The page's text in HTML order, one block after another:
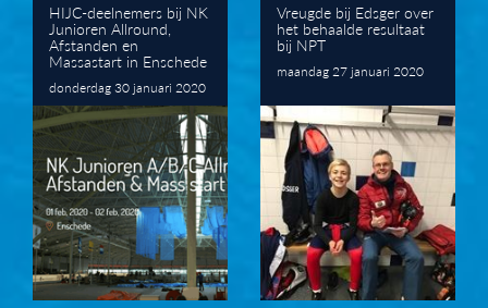
HIJC-deelnemers bij NK
Junioren Allround,
Afstanden en
Massastart in Enschede
donderdag 30 januari 2020
Vreugde bij Edsger over
het behaalde resultaat
bij NPT
maandag 27 januari 2020